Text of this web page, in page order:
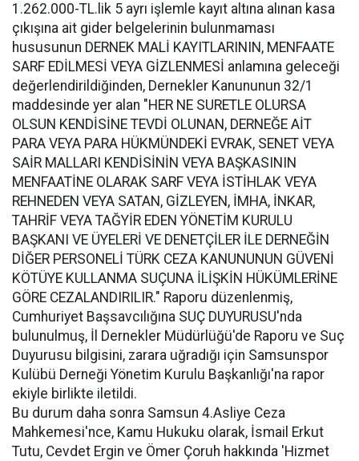
1.262.000-TL.lik 5 ayrı işlemle kayıt altına alınan kasa
çıkışına ait gider belgelerinin bulunmaması
hususunun DERNEK MALİ KAYITLARININ, MENFAATE
SARF EDİLMESİ VEYA GİZLENMESİ anlamına geleceği
değerlendirildiğinden, Dernekler Kanununun 32/1
maddesinde yer alan "HER NE SURETLE OLURSA
OLSUN KENDİSİNE TEVDİ OLUNAN, DERNEĞE AİT
PARA VEYA PARA HÜKMÜNDEKİ EVRAK, SENET VEYA
SAİR MALLARI KENDİSİNİN VEYA BAŞKASININ
MENFAATİNE OLARAK SARF VEYA İSTİHLAK VEYA
REHNEDEN VEYA SATAN, GİZLEYEN, İMHA, İNKAR,
TAHRİF VEYA TAĞYİR EDEN YÖNETİM KURULU
BAŞKANI VE ÜYELERİ VE DENETÇİLER İLE DERNEĞİN
DİĞER PERSONELİ TÜRK CEZA KANUNUNUN GÜVENİ
KÖTÜYE KULLANMA SUÇUNA İLİŞKİN HÜKÜMLERİNE
GÖRE CEZALANDIRILIR." Raporu düzenlenmiş,
Cumhuriyet Başsavcılığına SUÇ DUYURUSU'nda
bulunulmuş, İl Dernekler Müdürlüğü'de Raporu ve Suç
Duyurusu bilgisini, zarara uğradığı için Samsunspor
Kulübü Derneği Yönetim Kurulu Başkanlığı'na rapor
ekiyle birlikte iletildi.
Bu durum daha sonra Samsun 4.Asliye Ceza
Mahkemesi'nce, Kamu Hukuku olarak, İsmail Erkut
Tutu, Cevdet Ergin ve Ömer Çoruh hakkında 'Hizmet